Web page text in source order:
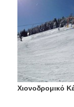
Χιονοδρομικό